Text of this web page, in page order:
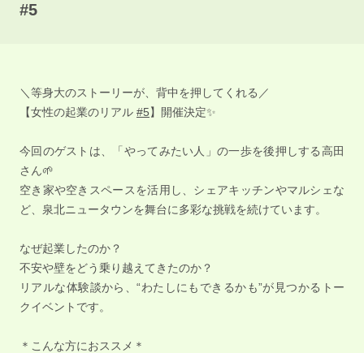
#5
＼等身大のストーリーが、背中を押してくれる／
【女性の起業のリアル #5】開催決定✨
今回のゲストは、「やってみたい人」の一歩を後押しする高田
さん🌱
空き家や空きスペースを活用し、シェアキッチンやマルシェな
ど、泉北ニュータウンを舞台に多彩な挑戦を続けています。
なぜ起業したのか？
不安や壁をどう乗り越えてきたのか？
リアルな体験談から、“わたしにもできるかも”が見つかるトー
クイベントです。
＊こんな方におススメ＊